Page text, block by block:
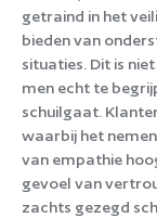
getraind in het
bieden van
situaties. Dit is
men echt te
schuilgaat.
waarbij het
van empathie
gevoel van
zachts gezegd